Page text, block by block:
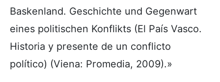
Baskenland. Geschichte und Gegenwart
eines politischen Konflikts (El País Vasco.
Historia y presente de un conflicto
político) (Viena: Promedia, 2009).»